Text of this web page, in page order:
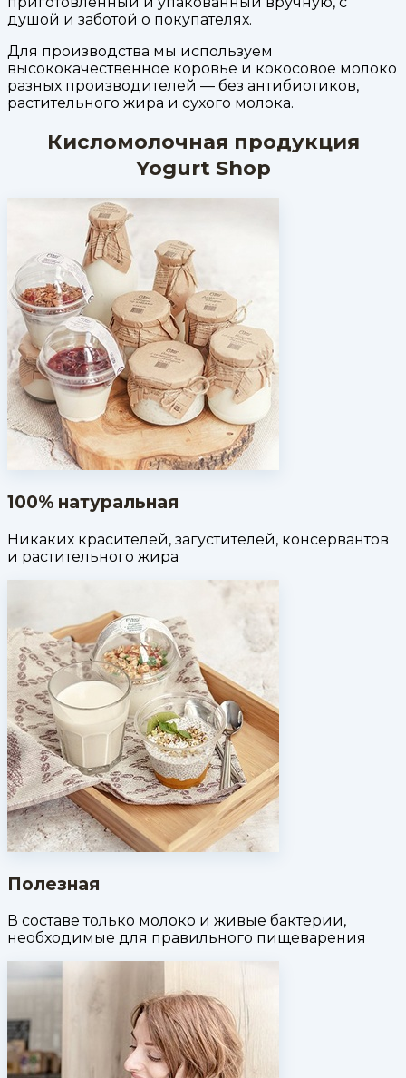
душой и заботой о покупателях.
Для производства мы используем
высококачественное коровье и кокосовое молоко
разных производителей — без антибиотиков,
растительного жира и сухого молока.
Кисломолочная продукция
Yogurt Shop
100% натуральная
Никаких красителей, загустителей, консервантов
и растительного жира
Полезная
В составе только молоко и живые бактерии,
необходимые для правильного пищеварения